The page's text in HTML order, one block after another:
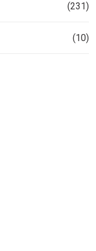
(231)
(10)